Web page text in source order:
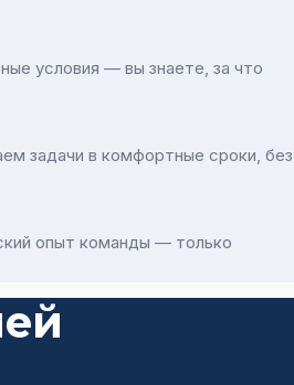
условия — вы знаете, за что
задачи в комфортные сроки, без
опыт команды — только